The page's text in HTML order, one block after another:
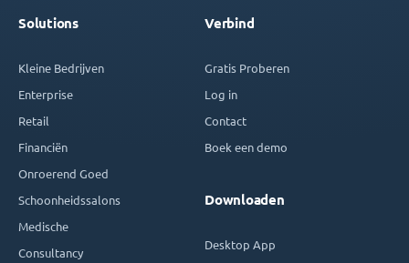
Solutions
Kleine Bedrijven
Enterprise
Retail
Financiën
Onroerend Goed
Schoonheidssalons
Medische
Consultancy
Verbind
Gratis Proberen
Log in
Contact
Boek een demo
Downloaden
Desktop App